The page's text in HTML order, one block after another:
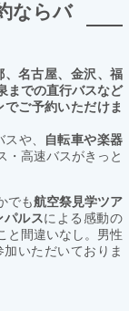
ならバ
名古屋、金沢、福
までの直行バスなど
ご予約いただけま
や、
自転車や楽器
・高速バスがきっと
でも航空祭見学ツア
パルスによる感動の
と間違いなし。男性
いただいておりま